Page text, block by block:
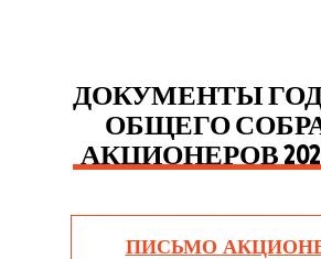
ДОКУМЕНТЫ
ОБЩЕГО
АКЦИОНЕРОВ
ПИСЬМО